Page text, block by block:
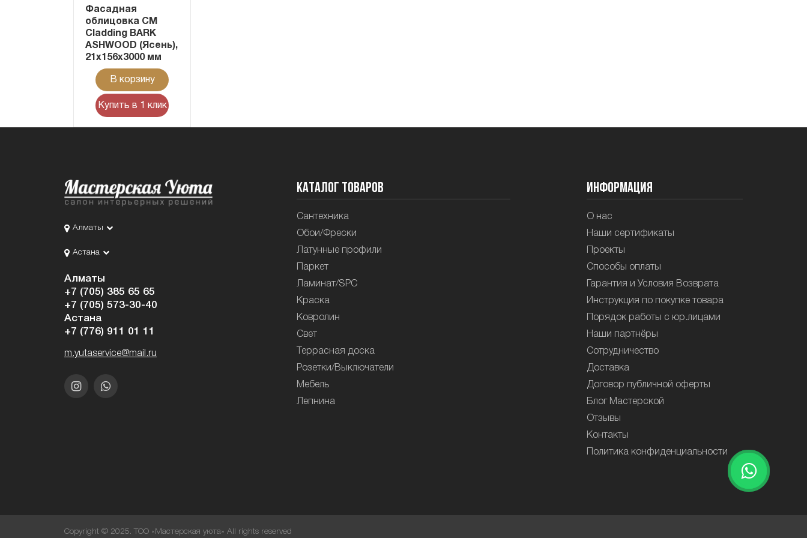
Фасадная
облицовка CM
Cladding BARK
ASHWOOD (Ясень),
21x156x3000 мм
В корзину
Купить в 1 клик
Алматы
Астана
Алматы
+7 (705) 385 65 65
+7 (705) 573-30-40
Астана
+7 (776) 911 01 11
m.yutaservice@mail.ru
Каталог товаров
Сантехника
Обои/Фрески
Латунные профили
Паркет
Ламинат/SPC
Краска
Ковролин
Свет
Террасная доска
Розетки/Выключатели
Мебель
Лепнина
Информация
О нас
Наши сертификаты
Проекты
Способы оплаты
Гарантия и Условия Возврата
Инструкция по покупке товара
Порядок работы с юр.лицами
Наши партнёры
Сотрудничество
Доставка
Договор публичной оферты
Блог Мастерской
Отзывы
Контакты
Политика конфиденциальности
Copyright © 2025. ТОО «Мастерская уюта» All rights reserved